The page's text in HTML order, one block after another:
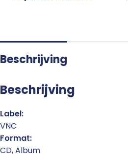
Beschrijving
Beschrijving
Label:
VNC
Format:
CD, Album